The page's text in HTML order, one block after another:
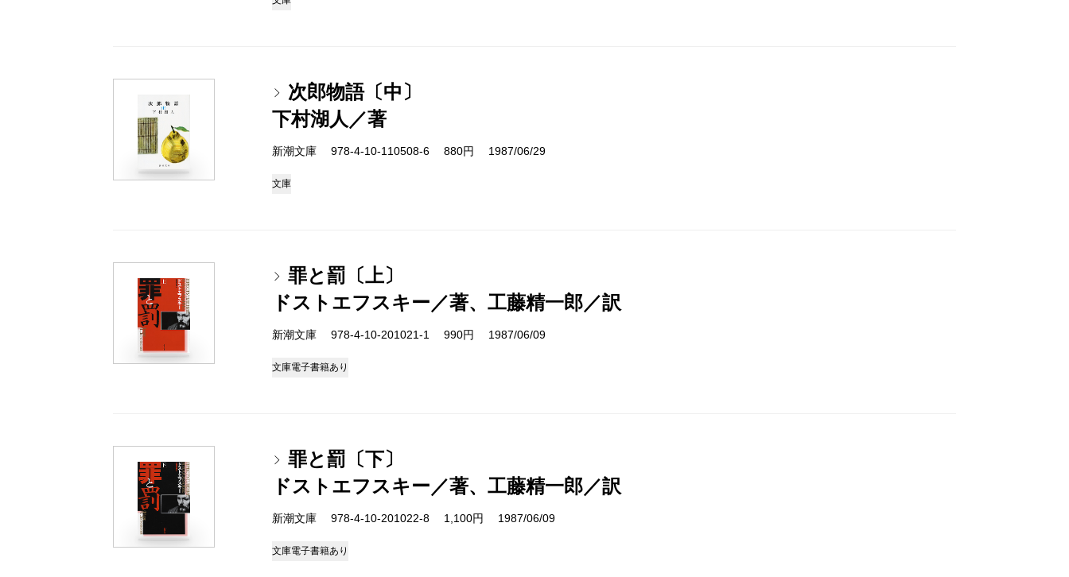
次郎物語〔中〕
下村湖人／著
新潮文庫 978-4-10-110508-6 880円 1987/06/29
文庫
罪と罰〔上〕
ドストエフスキー／著、工藤精一郎／訳
新潮文庫 978-4-10-201021-1 990円 1987/06/09
文庫電子書籍あり
罪と罰〔下〕
ドストエフスキー／著、工藤精一郎／訳
新潮文庫 978-4-10-201022-8 1,100円 1987/06/09
文庫電子書籍あり